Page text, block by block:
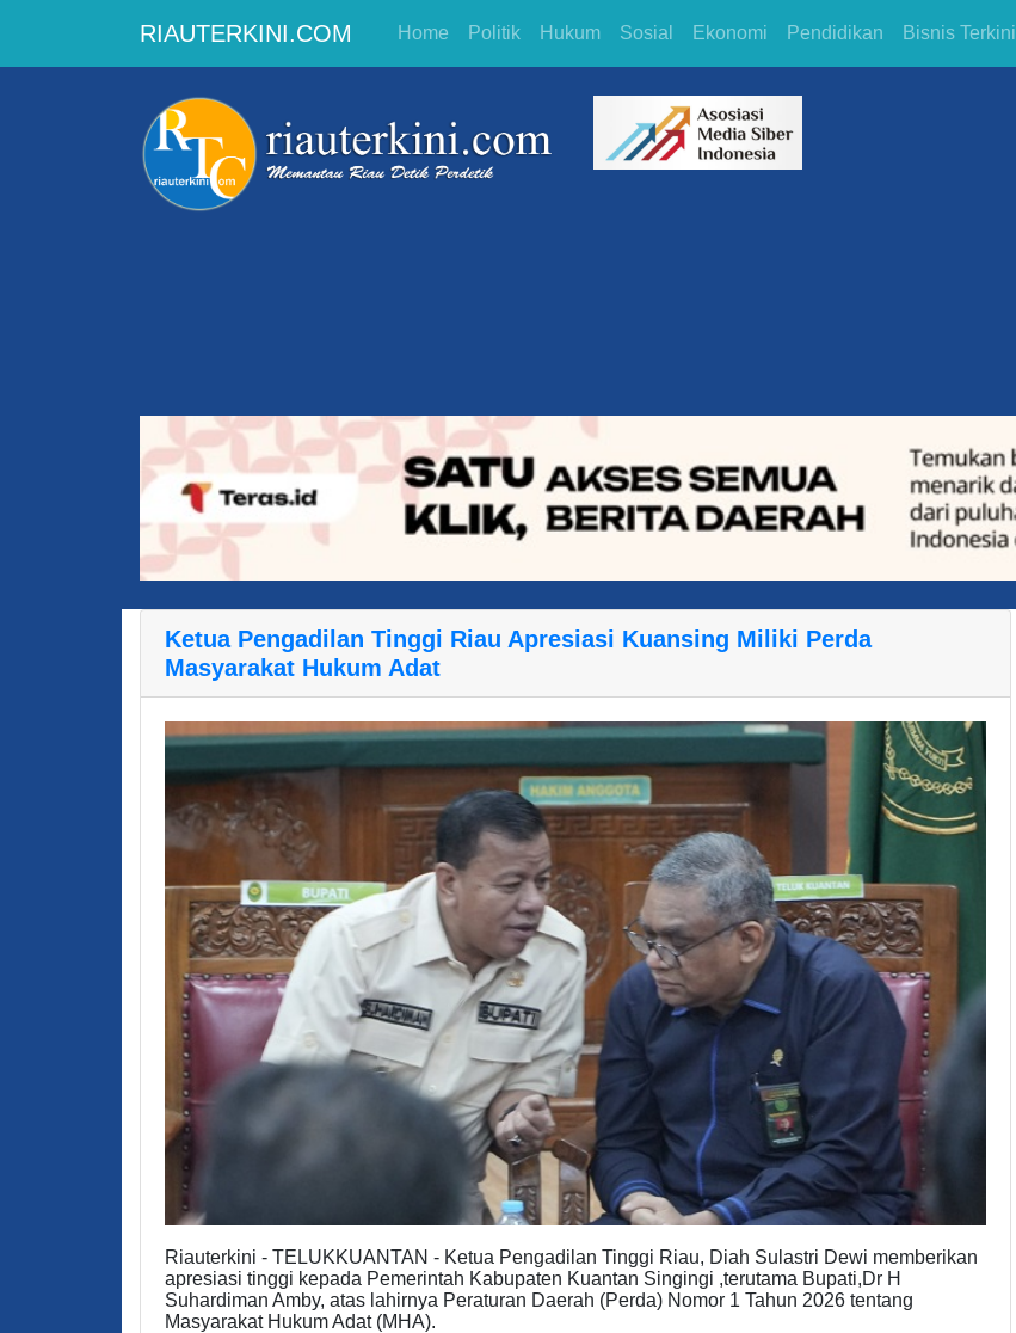
RIAUTERKINI.COM Home Politik Hukum Sosial Ekonomi Pendidikan Bisnis Terkini
Ketua Pengadilan Tinggi Riau Apresiasi Kuansing Miliki Perda
Masyarakat Hukum Adat
Riauterkini - TELUKKUANTAN - Ketua Pengadilan Tinggi Riau, Diah Sulastri Dewi memberikan
apresiasi tinggi kepada Pemerintah Kabupaten Kuantan Singingi ,terutama Bupati,Dr H
Suhardiman Amby, atas lahirnya Peraturan Daerah (Perda) Nomor 1 Tahun 2026 tentang
Masyarakat Hukum Adat (MHA).